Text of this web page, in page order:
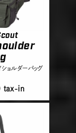
ョルダーバッグ
tax-in